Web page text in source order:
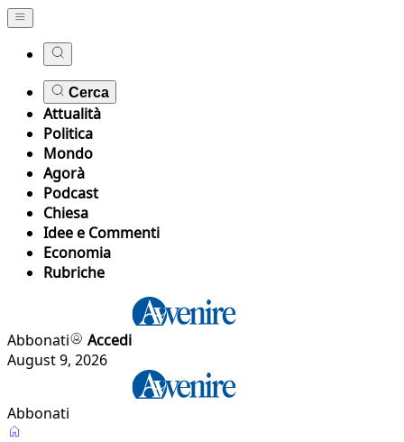
Cerca
Attualità
Politica
Mondo
Agorà
Podcast
Chiesa
Idee e Commenti
Economia
Rubriche
Abbonati
Accedi
August 9, 2026
Abbonati